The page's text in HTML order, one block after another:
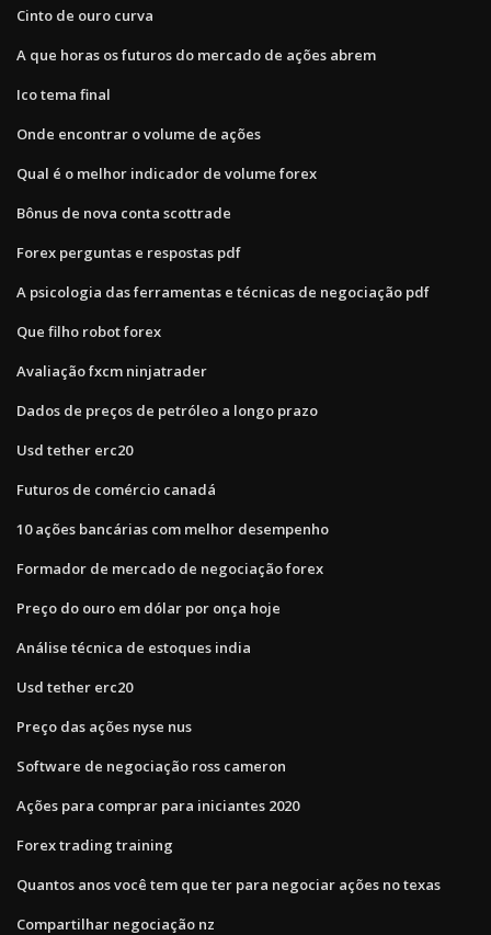
Cinto de ouro curva
A que horas os futuros do mercado de ações abrem
Ico tema final
Onde encontrar o volume de ações
Qual é o melhor indicador de volume forex
Bônus de nova conta scottrade
Forex perguntas e respostas pdf
A psicologia das ferramentas e técnicas de negociação pdf
Que filho robot forex
Avaliação fxcm ninjatrader
Dados de preços de petróleo a longo prazo
Usd tether erc20
Futuros de comércio canadá
10 ações bancárias com melhor desempenho
Formador de mercado de negociação forex
Preço do ouro em dólar por onça hoje
Análise técnica de estoques india
Usd tether erc20
Preço das ações nyse nus
Software de negociação ross cameron
Ações para comprar para iniciantes 2020
Forex trading training
Quantos anos você tem que ter para negociar ações no texas
Compartilhar negociação nz